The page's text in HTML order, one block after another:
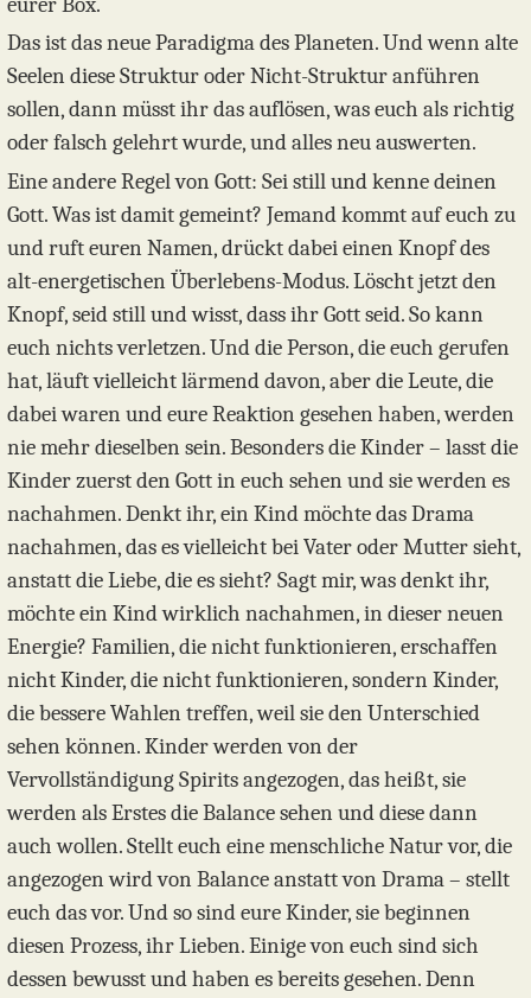
Das ist das neue Paradigma des Planeten. Und wenn alte
Seelen diese Struktur oder Nicht-Struktur anführen
sollen, dann müsst ihr das auflösen, was euch als richtig
oder falsch gelehrt wurde, und alles neu auswerten.
Eine andere Regel von Gott: Sei still und kenne deinen
Gott. Was ist damit gemeint? Jemand kommt auf euch zu
und ruft euren Namen, drückt dabei einen Knopf des
alt-energetischen Überlebens-Modus. Löscht jetzt den
Knopf, seid still und wisst, dass ihr Gott seid. So kann
euch nichts verletzen. Und die Person, die euch gerufen
hat, läuft vielleicht lärmend davon, aber die Leute, die
dabei waren und eure Reaktion gesehen haben, werden
nie mehr dieselben sein. Besonders die Kinder – lasst die
Kinder zuerst den Gott in euch sehen und sie werden es
nachahmen. Denkt ihr, ein Kind möchte das Drama
nachahmen, das es vielleicht bei Vater oder Mutter sieht,
anstatt die Liebe, die es sieht? Sagt mir, was denkt ihr,
möchte ein Kind wirklich nachahmen, in dieser neuen
Energie? Familien, die nicht funktionieren, erschaffen
nicht Kinder, die nicht funktionieren, sondern Kinder,
die bessere Wahlen treffen, weil sie den Unterschied
sehen können. Kinder werden von der
Vervollständigung Spirits angezogen, das heißt, sie
werden als Erstes die Balance sehen und diese dann
auch wollen. Stellt euch eine menschliche Natur vor, die
angezogen wird von Balance anstatt von Drama – stellt
euch das vor. Und so sind eure Kinder, sie beginnen
diesen Prozess, ihr Lieben. Einige von euch sind sich
dessen bewusst und haben es bereits gesehen. Denn